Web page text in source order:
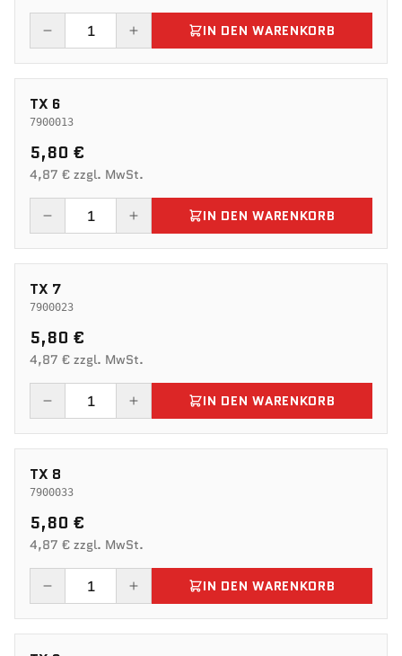
IN DEN WARENKORB
TX 6
7900013
5,80 €
4,87 € zzgl. MwSt.
IN DEN WARENKORB
TX 7
7900023
5,80 €
4,87 € zzgl. MwSt.
IN DEN WARENKORB
TX 8
7900033
5,80 €
4,87 € zzgl. MwSt.
IN DEN WARENKORB